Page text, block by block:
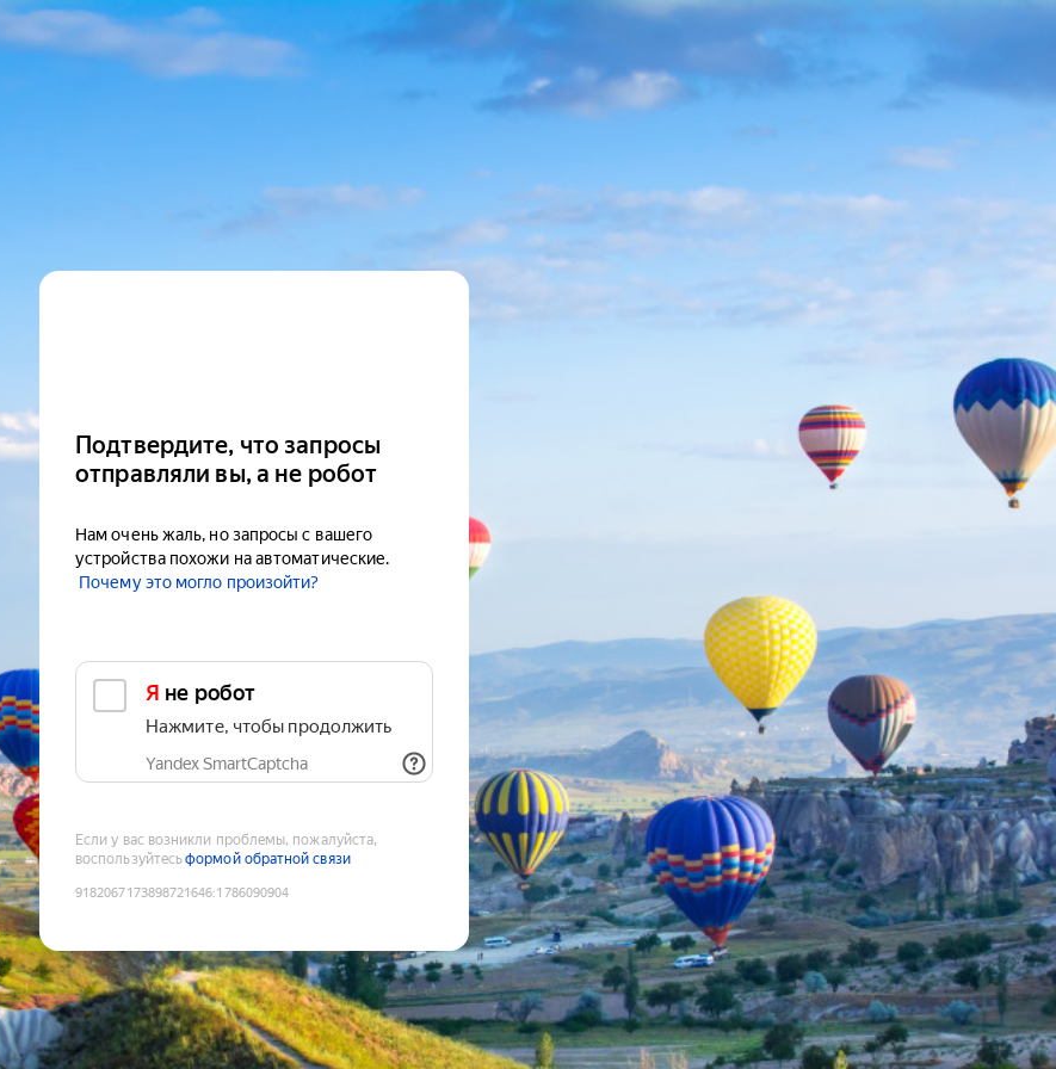
Подтвердите, что запросы
отправляли вы, а не робот
Нам очень жаль, но запросы с вашего
устройства похожи на автоматические.
Почему это могло произойти?
Я не робот
Нажмите, чтобы продолжить
Yandex SmartCaptcha
Если у вас возникли проблемы, пожалуйста,
воспользуйтесьформой обратной связи
9182067173898721646:1786090904